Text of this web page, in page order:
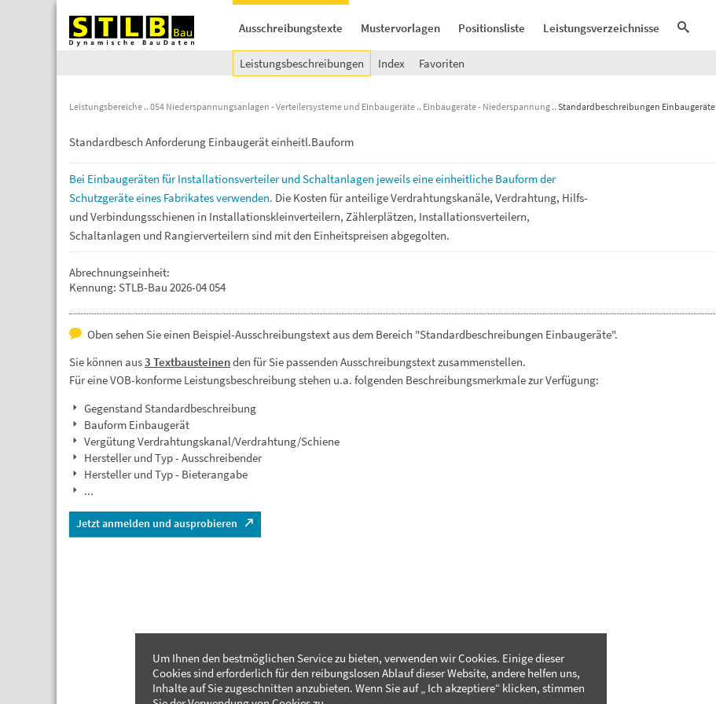
Ausschreibungstexte Mustervorlagen Positionsliste Leistungsverzeichnisse
Leistungsbeschreibungen Index Favoriten
Leistungsbereiche 054 Niederspannungsanlagen - Verteilersysteme und Einbaugeräte Einbaugeräte - Niederspannung Standardbeschreibungen Einbaugeräte
Standardbesch Anforderung Einbaugerät einheitl.Bauform
Bei Einbaugeräten fürInstallationsverteilerundSchaltanlagen jeweilseineeinheitliche Bauformder
Schutzgeräteeines Fabrikatesverwenden. Die Kosten füranteiligeVerdrahtungskanäle, Verdrahtung, Hilfs-
und Verbindungsschienen in Installationskleinverteilern, Zählerplätzen, Installationsverteilern,
Schaltanlagen und Rangierverteilern sind mitden Einheitspreisen abgegolten.
Abrechnungseinheit:
Kennung: STLB-Bau 2026-04 054
Oben sehen Sie einen Beispiel-Ausschreibungstext aus dem Bereich "Standardbeschreibungen Einbaugeräte".
Sie können aus3 Textbausteinenden für Sie passenden Ausschreibungstext zusammenstellen.
Für eine VOB-konforme Leistungsbeschreibung stehen u.a. folgenden Beschreibungsmerkmale zur Verfügung:
Gegenstand Standardbeschreibung
Bauform Einbaugerät
Vergütung Verdrahtungskanal/Verdrahtung/Schiene
Hersteller und Typ - Ausschreibender
Hersteller und Typ - Bieterangabe
...
Jetzt anmelden und ausprobieren
Um Ihnen den bestmöglichen Service zu bieten, verwenden wir Cookies. Einige dieser
Cookies sind erforderlich für den reibungslosen Ablauf dieser Website, andere helfen uns,
Inhalte auf Sie zugeschnitten anzubieten. Wenn Sie auf „ Ich akzeptiere“ klicken, stimmen